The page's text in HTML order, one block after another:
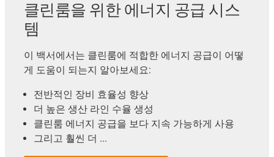
클린룸을 위한 에너지 공급 시스
템
이 백서에서는 클린룸에 적합한 에너지 공급이 어떻
게 도움이 되는지 알아보세요:
전반적인 장비 효율성 향상
더 높은 생산 라인 수율 생성
클린룸 에너지 공급을 보다 지속 가능하게 사용
그리고 훨씬 더 ...